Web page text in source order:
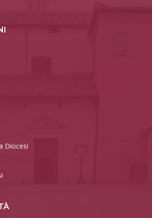
Diocesi